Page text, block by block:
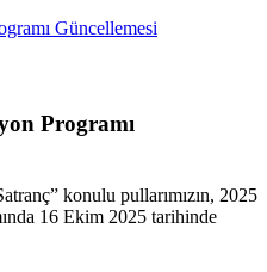
Güncellemesi
Programı
konulu pullarımızın, 2025
16 Ekim 2025 tarihinde